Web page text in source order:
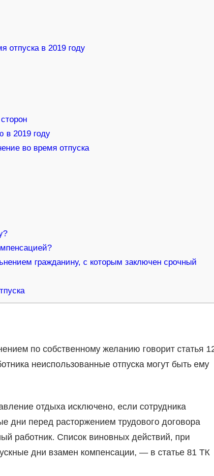
отпуска в 2019 году
в 2019 году
во время отпуска
гражданину, с которым заключен срочный
по собственному желанию говорит статья
неиспользованные отпуска могут быть ему
отдыха исключено, если сотрудника
дни перед расторжением трудового договора
работник. Список виновных действий, при
дни взамен компенсации, — в статье 81 ТК